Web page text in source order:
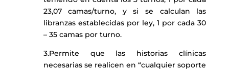
23,07 camas/turno, y si se calculan las
libranzas establecidas por ley, 1 por cada 30
– 35 camas por turno.
3.Permite que las historias clínicas
necesarias se realicen en “cualquier soporte